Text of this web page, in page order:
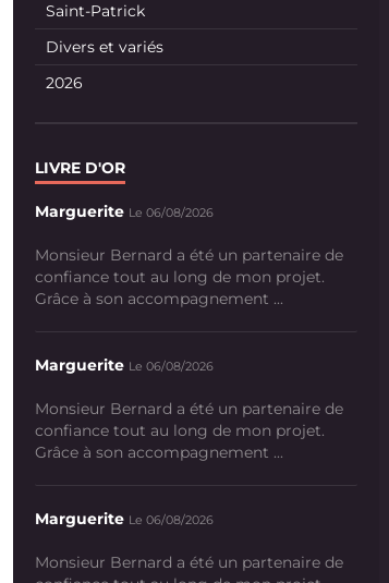
Saint-Patrick
Divers et variés
2026
LIVRE D'OR
Marguerite Le 06/08/2026
Monsieur Bernard a été un partenaire de
confiance tout au long de mon projet.
Grâce à son accompagnement ...
Marguerite Le 06/08/2026
Monsieur Bernard a été un partenaire de
confiance tout au long de mon projet.
Grâce à son accompagnement ...
Marguerite Le 06/08/2026
Monsieur Bernard a été un partenaire de